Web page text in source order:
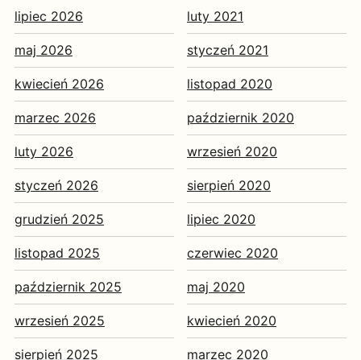
lipiec 2026
maj 2026
kwiecień 2026
marzec 2026
luty 2026
styczeń 2026
grudzień 2025
listopad 2025
październik 2025
wrzesień 2025
sierpień 2025
luty 2021
styczeń 2021
listopad 2020
październik 2020
wrzesień 2020
sierpień 2020
lipiec 2020
czerwiec 2020
maj 2020
kwiecień 2020
marzec 2020